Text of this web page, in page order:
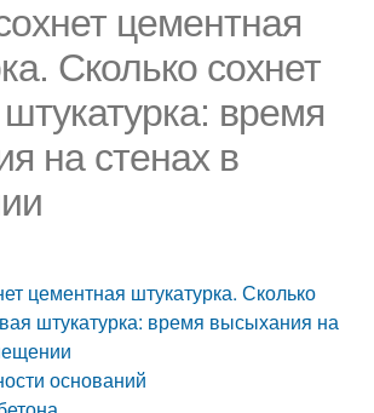
цементная
Сколько сохнет
штукатурка: время
на стенах в
цементная штукатурка. Сколько
штукатурка: время высыхания на
оснований